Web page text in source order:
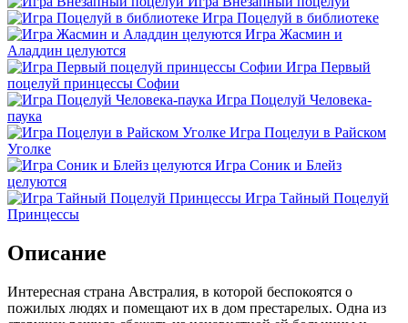
Игра Поцелуй в библиотеке
Игра Жасмин и
Аладдин целуются
Игра Первый
поцелуй принцессы Софии
Игра Поцелуй Человека-
паука
Игра Поцелуи в Райском
Уголке
Игра Соник и Блейз
целуются
Игра Тайный Поцелуй
Принцессы
Описание
Интересная страна Австралия, в которой беспокоятся о
пожилых людях и помещают их в дом престарелых. Одна из